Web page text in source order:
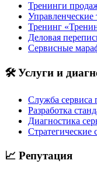
Тренинги
Управленческие
Тренинг
Деловая
Сервисные
🛠️ Услуги и
Служба сервиса
Разработка
Диагностика
Стратегические
📈 Репутация